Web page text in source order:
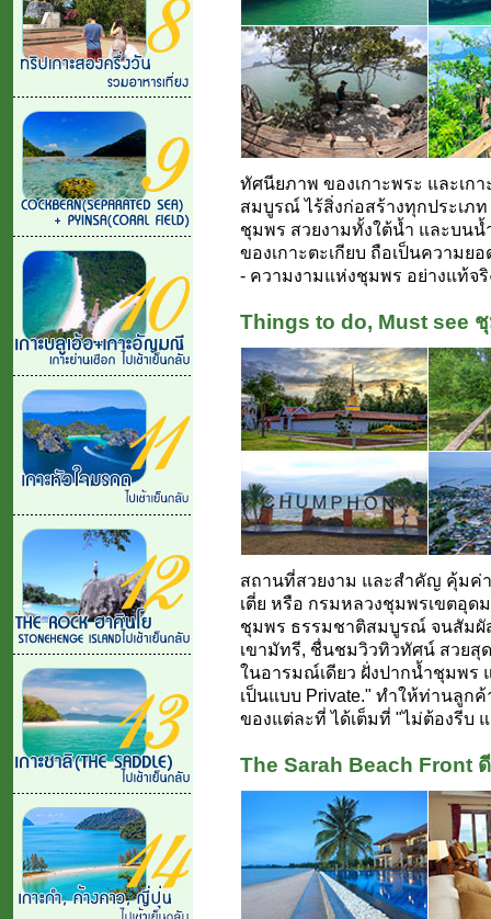
ทัศนียภาพ ของเกาะพระ และเก
สมบูรณ์ ไร้สิ่งก่อสร้างทุกประเภท
ชุมพร สวยงามทั้งใต้น้ำ และบน
ของเกาะตะเกียบ ถือเป็นความยอ
- ความงามแห่งชุมพร อย่างแท้จริ
Things to do, Must see
สถานที่สวยงาม และสำคัญ คุ้มค่
เตี่ย หรือ กรมหลวงชุมพรเขตอุด
ชุมพร ธรรมชาติสมบูรณ์ จนสัมผั
เขามัทรี, ชื่นชมวิวทิวทัศน์ สวยสุ
ในอารมณ์เดียว ฝั่งปากน้ำชุมพร
เป็นแบบ Private." ทำให้ท่านลูก
ของแต่ละที่ ได้เต็มที่ "ไม่ต้องรีบ
The Sarah Beach Front